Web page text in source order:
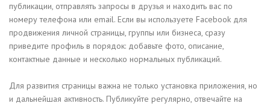
публикации, отправлять запросы в друзья и находить вас по
номеру телефона или email. Если вы используете Facebook для
продвижения личной страницы, группы или бизнеса, сразу
приведите профиль в порядок: добавьте фото, описание,
контактные данные и несколько нормальных публикаций.
Для развития страницы важна не только установка приложения, но
и дальнейшая активность. Публикуйте регулярно, отвечайте на